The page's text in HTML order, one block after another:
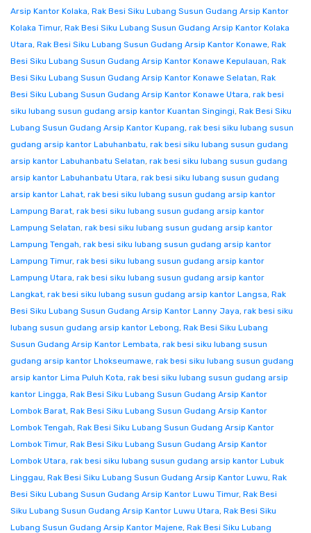
Arsip Kantor Kolaka, Rak Besi Siku Lubang Susun Gudang Arsip Kantor
Kolaka Timur, Rak Besi Siku Lubang Susun Gudang Arsip Kantor Kolaka
Utara, Rak Besi Siku Lubang Susun Gudang Arsip Kantor Konawe, Rak
Besi Siku Lubang Susun Gudang Arsip Kantor Konawe Kepulauan, Rak
Besi Siku Lubang Susun Gudang Arsip Kantor Konawe Selatan, Rak
Besi Siku Lubang Susun Gudang Arsip Kantor Konawe Utara, rak besi
siku lubang susun gudang arsip kantor Kuantan Singingi, Rak Besi Siku
Lubang Susun Gudang Arsip Kantor Kupang, rak besi siku lubang susun
gudang arsip kantor Labuhanbatu, rak besi siku lubang susun gudang
arsip kantor Labuhanbatu Selatan, rak besi siku lubang susun gudang
arsip kantor Labuhanbatu Utara, rak besi siku lubang susun gudang
arsip kantor Lahat, rak besi siku lubang susun gudang arsip kantor
Lampung Barat, rak besi siku lubang susun gudang arsip kantor
Lampung Selatan, rak besi siku lubang susun gudang arsip kantor
Lampung Tengah, rak besi siku lubang susun gudang arsip kantor
Lampung Timur, rak besi siku lubang susun gudang arsip kantor
Lampung Utara, rak besi siku lubang susun gudang arsip kantor
Langkat, rak besi siku lubang susun gudang arsip kantor Langsa, Rak
Besi Siku Lubang Susun Gudang Arsip Kantor Lanny Jaya, rak besi siku
lubang susun gudang arsip kantor Lebong, Rak Besi Siku Lubang
Susun Gudang Arsip Kantor Lembata, rak besi siku lubang susun
gudang arsip kantor Lhokseumawe, rak besi siku lubang susun gudang
arsip kantor Lima Puluh Kota, rak besi siku lubang susun gudang arsip
kantor Lingga, Rak Besi Siku Lubang Susun Gudang Arsip Kantor
Lombok Barat, Rak Besi Siku Lubang Susun Gudang Arsip Kantor
Lombok Tengah, Rak Besi Siku Lubang Susun Gudang Arsip Kantor
Lombok Timur, Rak Besi Siku Lubang Susun Gudang Arsip Kantor
Lombok Utara, rak besi siku lubang susun gudang arsip kantor Lubuk
Linggau, Rak Besi Siku Lubang Susun Gudang Arsip Kantor Luwu, Rak
Besi Siku Lubang Susun Gudang Arsip Kantor Luwu Timur, Rak Besi
Siku Lubang Susun Gudang Arsip Kantor Luwu Utara, Rak Besi Siku
Lubang Susun Gudang Arsip Kantor Majene, Rak Besi Siku Lubang